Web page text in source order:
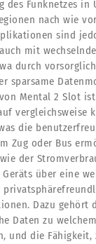
des Funknetzes in
nach wie
sind
mit
durch
sparsame
Mental 2 Slot
vergleichsweise
die
Zug oder Bus
der
über eine
Dazu gehört
Daten zu
und die